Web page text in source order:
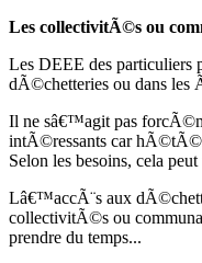
Les collectivitÃ©s ou
Les DEEE des particuliers
dÃ©chetteries ou dans les
Il ne sâ€™agit pas
intÃ©ressants car
Selon les besoins, cela
Lâ€™accÃ¨s aux
collectivitÃ©s ou
prendre du temps...